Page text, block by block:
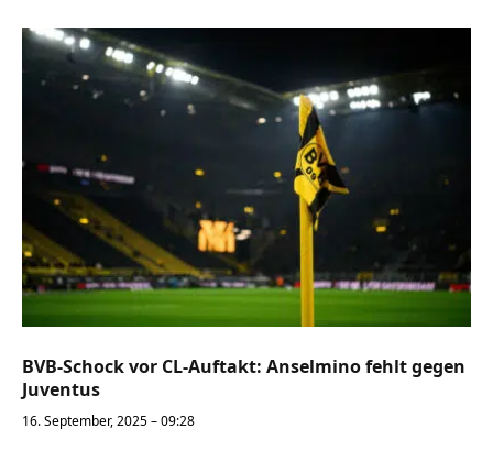
BVB-Schock vor CL-Auftakt: Anselmino fehlt gegen
Juventus
16. September, 2025 – 09:28